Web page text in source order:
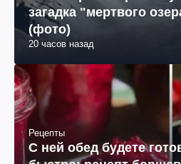
загадка "мертвого
(фото)
20 часов назад
Рецепты
С ней обед будете